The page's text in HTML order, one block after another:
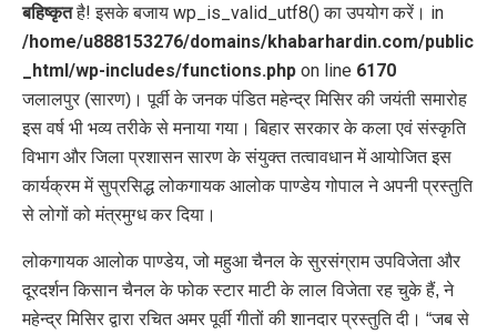
बहिष्कृतहै! इसके बजाय wp_is_valid_utf8() का उपयोग करें। in
/home/u888153276/domains/khabarhardin.com/public
_html/wp-includes/functions.php on line 6170
जलालपुर (सारण)। पूर्वी के जनक पंडित महेन्द्र मिसिर की जयंती समारोह
इस वर्ष भी भव्य तरीके से मनाया गया। बिहार सरकार के कला एवं संस्कृति
विभाग और जिला प्रशासन सारण के संयुक्त तत्वावधान में आयोजित इस
कार्यक्रम में सुप्रसिद्ध लोकगायक आलोक पाण्डेय गोपाल ने अपनी प्रस्तुति
से लोगों को मंत्रमुग्ध कर दिया।
लोकगायक आलोक पाण्डेय, जो महुआ चैनल के सुरसंग्राम उपविजेता और
दूरदर्शन किसान चैनल के फोक स्टार माटी के लाल विजेता रह चुके हैं, ने
महेन्द्र मिसिर द्वारा रचित अमर पूर्वी गीतों की शानदार प्रस्तुति दी। “जब से